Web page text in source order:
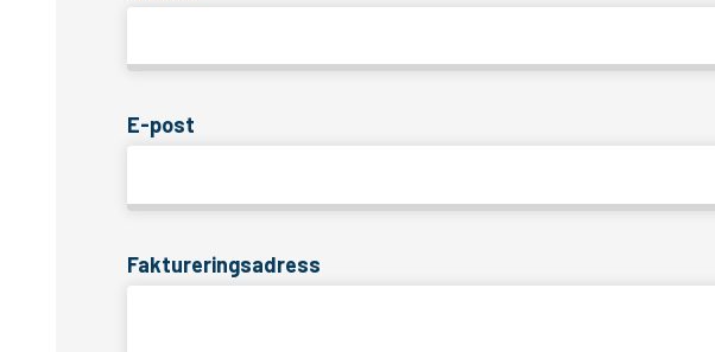
E-post
Faktureringsadress